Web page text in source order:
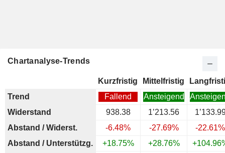
Chartanalyse-Trends
Kurzfristig Mittelfristig
Trend
Fallend Ansteigend
Widerstand
938.38 1’213.56
Abstand / Widerst.
-6.48% -27.69%
-22.61%
Abstand / Unterstützg.
+18.75% +28.76%